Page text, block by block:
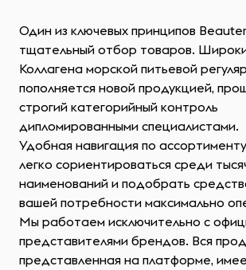
Один из ключевых принципов
тщательный отбор товаров.
Коллагена морской питьевой
пополняется новой продукцией,
строгий категорийный контроль
дипломированными специалистами.
Удобная навигация по
легко сориентироваться среди
наименований и подобрать
вашей потребности максимально
Мы работаем исключительно с
представителями брендов. Вся
представленная на платформе,